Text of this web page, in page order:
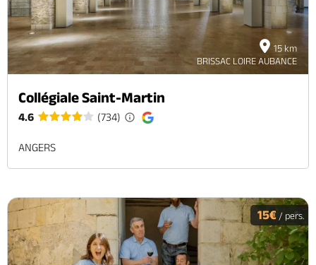
15 km
BRISSAC LOIRE AUBANCE
Collégiale Saint-Martin
4.6 (734)
ANGERS
15€ / pers.